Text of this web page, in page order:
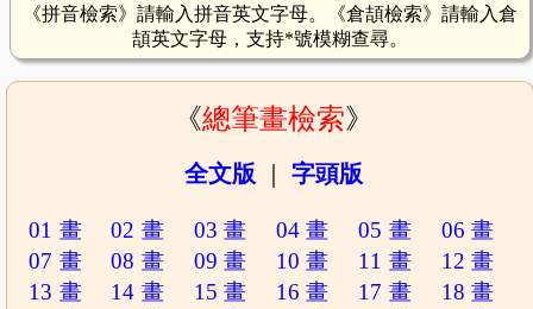
《拼音檢索》請輸入拼音英文字母。《倉頡檢索》請輸入倉
頡英文字母，支持*號模糊查尋。
《總筆畫檢索》
全文版 字頭版
01 畫 02 畫 03 畫 04 畫 05 畫
06 畫
07 畫
08 畫 09 畫 10 畫 11 畫
12 畫
13 畫
14 畫 15 畫 16 畫 17 畫
18 畫